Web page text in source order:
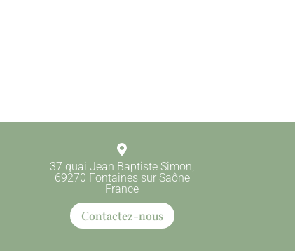

37 quai Jean Baptiste Simon,
69270 Fontaines sur Saône
France
Contactez-nous